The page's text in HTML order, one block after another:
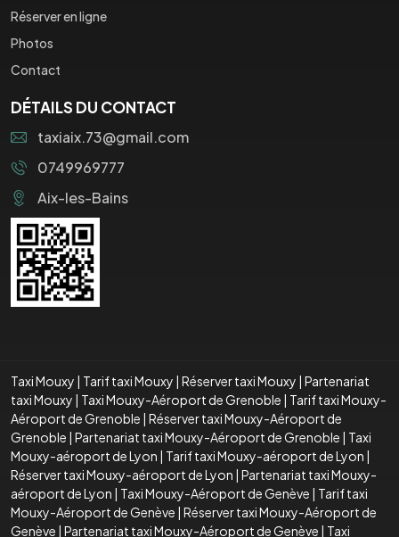
Réserver en ligne
Photos
Contact
DÉTAILS DU CONTACT
taxiaix.73@gmail.com
0749969777
Aix-les-Bains
Taxi Mouxy | Tarif taxi Mouxy | Réserver taxi Mouxy | Partenariat
taxi Mouxy | Taxi Mouxy-Aéroport de Grenoble | Tarif taxi Mouxy-
Aéroport de Grenoble | Réserver taxi Mouxy-Aéroport de
Grenoble | Partenariat taxi Mouxy-Aéroport de Grenoble | Taxi
Mouxy-aéroport de Lyon | Tarif taxi Mouxy-aéroport de Lyon |
Réserver taxi Mouxy-aéroport de Lyon | Partenariat taxi Mouxy-
aéroport de Lyon | Taxi Mouxy-Aéroport de Genève | Tarif taxi
Mouxy-Aéroport de Genève | Réserver taxi Mouxy-Aéroport de
Genève | Partenariat taxi Mouxy-Aéroport de Genève | Taxi